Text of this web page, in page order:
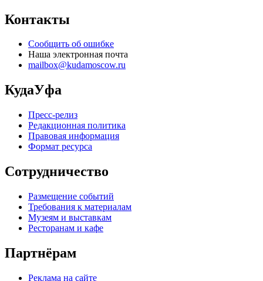
Контакты
Сообщить об ошибке
Наша электронная почта
mailbox@kudamoscow.ru
КудаУфа
Пресс-релиз
Редакционная политика
Правовая информация
Формат ресурса
Сотрудничество
Размещение событий
Требования к материалам
Музеям и выставкам
Ресторанам и кафе
Партнёрам
Реклама на сайте